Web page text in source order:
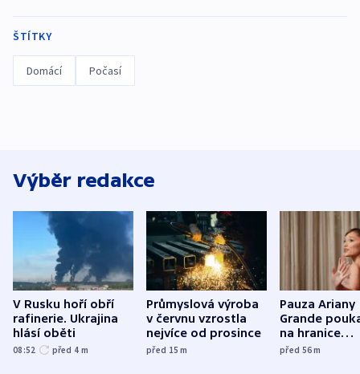
ŠTÍTKY
Domácí Počasí
Výběr redakce
V Rusku hoří obří
rafinerie. Ukrajina
hlásí oběti
08:52 před 4 m
Průmyslová výroba
v červnu vzrostla
nejvíce od prosince
před 15m
Pauza Ariany
Grande
na hranice
před 56m